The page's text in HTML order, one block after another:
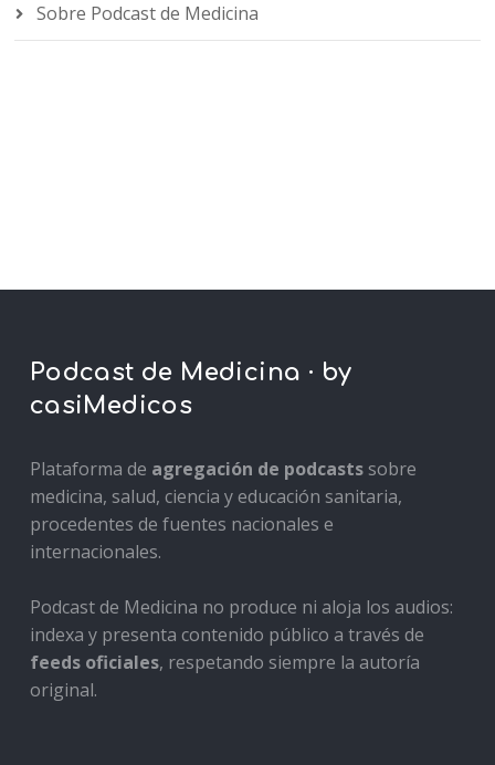
Sobre Podcast de Medicina
Podcast de Medicina · by
casiMedicos
Plataforma de agregación de podcastssobre
medicina, salud, ciencia y educación sanitaria,
procedentes de fuentes nacionales e
internacionales.
Podcast de Medicina no produce ni aloja los audios:
indexa y presenta contenido público a través de
feeds oficiales, respetando siempre la autoría
original.